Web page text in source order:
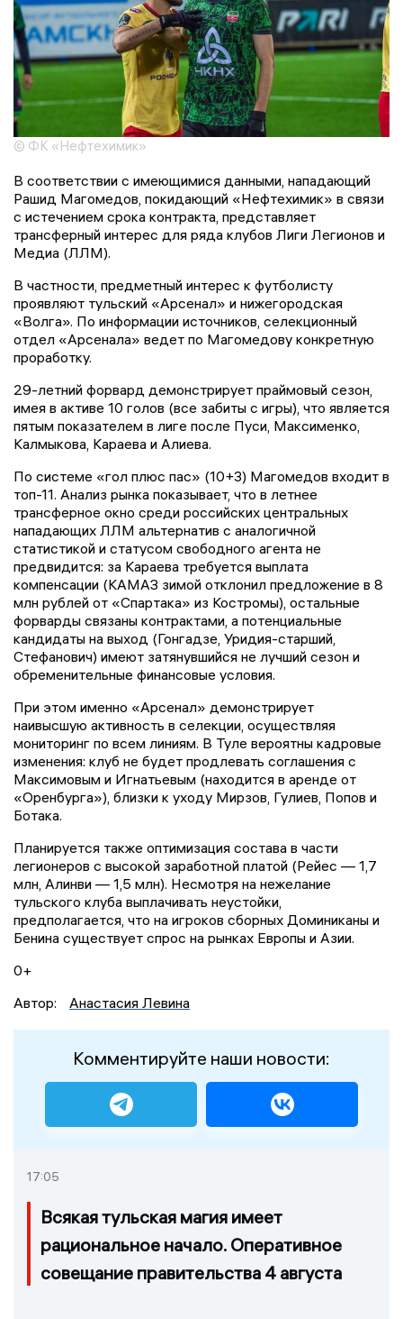
© ФК «Нефтехимик»
В соответствии с имеющимися данными, нападающий
Рашид Магомедов, покидающий «Нефтехимик» в связи
с истечением срока контракта, представляет
трансферный интерес для ряда клубов Лиги Легионов и
Медиа (ЛЛМ).
В частности, предметный интерес к футболисту
проявляют тульский «Арсенал» и нижегородская
«Волга». По информации источников, селекционный
отдел «Арсенала» ведет по Магомедову конкретную
проработку.
29-летний форвард демонстрирует праймовый сезон,
имея в активе 10 голов (все забиты с игры), что является
пятым показателем в лиге после Пуси, Максименко,
Калмыкова, Караева и Алиева.
По системе «гол плюс пас» (10+3) Магомедов входит в
топ-11. Анализ рынка показывает, что в летнее
трансферное окно среди российских центральных
нападающих ЛЛМ альтернатив с аналогичной
статистикой и статусом свободного агента не
предвидится: за Караева требуется выплата
компенсации (КАМАЗ зимой отклонил предложение в 8
млн рублей от «Спартака» из Костромы), остальные
форварды связаны контрактами, а потенциальные
кандидаты на выход (Гонгадзе, Уридия-старший,
Стефанович) имеют затянувшийся не лучший сезон и
обременительные финансовые условия.
При этом именно «Арсенал» демонстрирует
наивысшую активность в селекции, осуществляя
мониторинг по всем линиям. В Туле вероятны кадровые
изменения: клуб не будет продлевать соглашения с
Максимовым и Игнатьевым (находится в аренде от
«Оренбурга»), близки к уходу Мирзов, Гулиев, Попов и
Ботака.
Планируется также оптимизация состава в части
легионеров с высокой заработной платой (Рейес — 1,7
млн, Алинви — 1,5 млн). Несмотря на нежелание
тульского клуба выплачивать неустойки,
предполагается, что на игроков сборных Доминиканы и
Бенина существует спрос на рынках Европы и Азии.
0+
Автор:
Анастасия Левина
Комментируйте наши новости:
17:05
Всякая тульская магия имеет
рациональное начало. Оперативное
совещание правительства 4 августа